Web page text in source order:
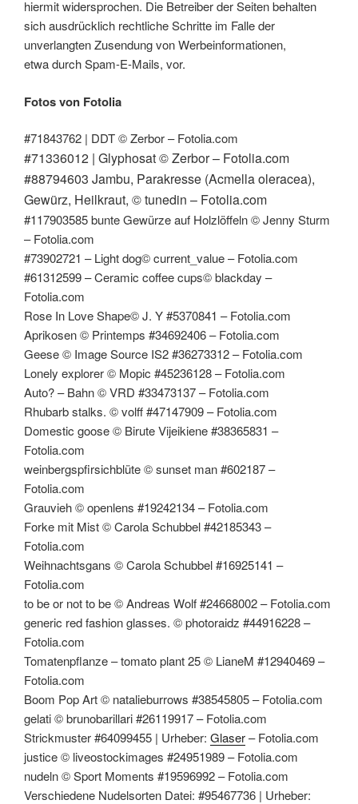
hiermit widersprochen. Die Betreiber der Seiten behalten
sich ausdrücklich rechtliche Schritte im Falle der
unverlangten Zusendung von Werbeinformationen,
etwa durch Spam-E-Mails, vor.
Fotos von Fotolia
#71843762 | DDT © Zerbor – Fotolia.com
#71336012 | Glyphosat © Zerbor – Fotolia.com
#88794603 Jambu, Parakresse (Acmella oleracea),
Gewürz, Heilkraut, © tunedin – Fotolia.com
#117903585 bunte Gewürze auf Holzlöffeln © Jenny Sturm
– Fotolia.com
#73902721 – Light dog© current_value – Fotolia.com
#61312599 – Ceramic coffee cups© blackday –
Fotolia.com
Rose In Love Shape© J. Y #5370841 – Fotolia.com
Aprikosen © Printemps #34692406 – Fotolia.com
Geese © Image Source IS2 #36273312 – Fotolia.com
Lonely explorer © Mopic #45236128 – Fotolia.com
Auto? – Bahn © VRD #33473137 – Fotolia.com
Rhubarb stalks. © volff #47147909 – Fotolia.com
Domestic goose © Birute Vijeikiene #38365831 –
Fotolia.com
weinbergspfirsichblüte © sunset man #602187 –
Fotolia.com
Grauvieh © openlens #19242134 – Fotolia.com
Forke mit Mist © Carola Schubbel #42185343 –
Fotolia.com
Weihnachtsgans © Carola Schubbel #16925141 –
Fotolia.com
to be or not to be © Andreas Wolf #24668002 – Fotolia.com
generic red fashion glasses. © photoraidz #44916228 –
Fotolia.com
Tomatenpflanze – tomato plant 25 © LianeM #12940469 –
Fotolia.com
Boom Pop Art © natalieburrows #38545805 – Fotolia.com
gelati © brunobarillari #26119917 – Fotolia.com
Strickmuster #64099455 | Urheber: Glaser– Fotolia.com
justice © liveostockimages #24951989 – Fotolia.com
nudeln © Sport Moments #19596992 – Fotolia.com
Verschiedene Nudelsorten Datei: #95467736 | Urheber: